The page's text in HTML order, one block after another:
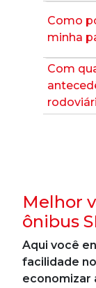
Como
minha
Com
Melhor
ônibus
Aqui você
facilidade
economizar